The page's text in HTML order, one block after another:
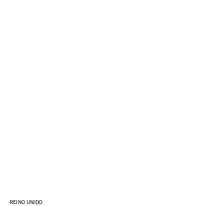
REINO UNIDO